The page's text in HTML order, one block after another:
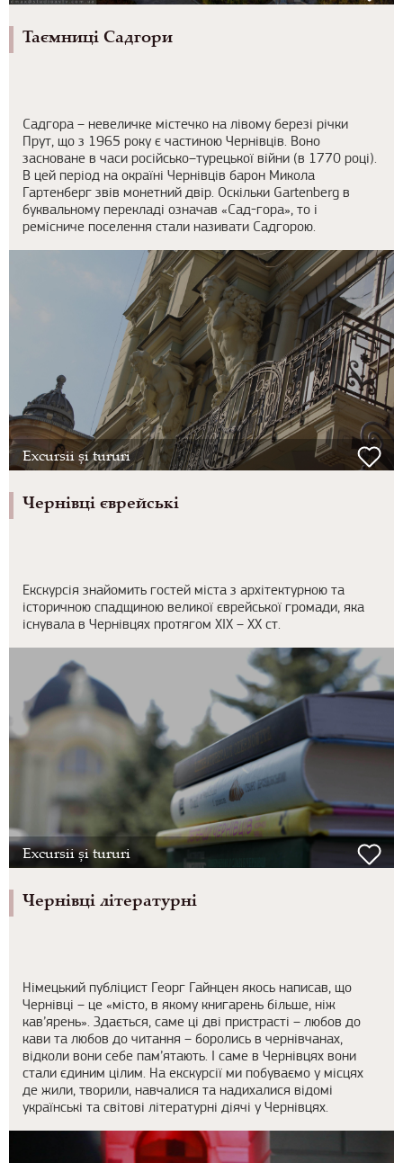
Таємниці Садгори
Садгора – невеличке містечко на лівому березі річки
Прут, що з 1965 року є частиною Чернівців. Воно
засноване в часи російсько–турецької війни (в 1770 році).
В цей період на окраїні Чернівців барон Микола
Гартенберг звів монетний двір. Оскільки Gartenberg в
буквальному перекладі означав «Сад-гора», то і
ремісниче поселення стали називати Садгорою.
Excursii și tururi
Чернівці єврейські
Екскурсія знайомить гостей міста з архітектурною та
історичною спадщиною великої єврейської громади, яка
існувала в Чернівцях протягом ХІХ – ХХ ст.
Excursii și tururi
Чернівці літературні
Німецький публіцист Георг Гайнцен якось написав, що
Чернівці – це «місто, в якому книгарень більше, ніж
кав’ярень». Здається, саме ці дві пристрасті – любов до
кави та любов до читання – боролись в чернівчанах,
відколи вони себе пам’ятають. І саме в Чернівцях вони
стали єдиним цілим. На екскурсії ми побуваємо у місцях
де жили, творили, навчалися та надихалися відомі
українські та світові літературні діячі у Чернівцях.